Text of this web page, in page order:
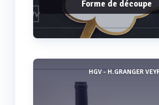
Forme de découpe
Voir plus
HGV - H.GRANGER